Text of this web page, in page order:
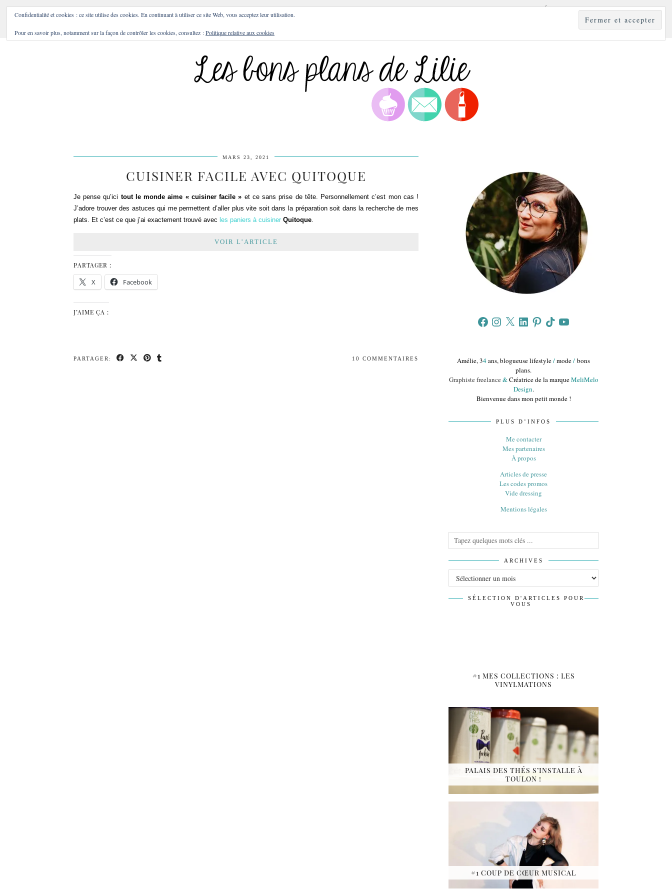
MARS 23, 2021
CUISINER FACILE AVEC QUITOQUE
Je pense qu’ici tout le monde aime « cuisiner facile » et ce sans prise de tête. Personnellement c’est mon cas !
J’adore trouver des astuces qui me permettent d’aller plus vite soit dans la préparation soit dans la recherche de mes
plats. Et c’est ce que j’ai exactement trouvé avec les paniers à cuisiner Quitoque.
VOIR L’ARTICLE
PARTAGER :
X Facebook
J’AIME ÇA :
PARTAGER: 10 COMMENTAIRES
FacebookInstagram
X LinkedInPinterestTikTokYouTube
Amélie, 34ans, blogueuse lifestyle/mode/ bons
plans.
Graphiste freelance&Créatrice de la marqueMeliMelo
Design.
Bienvenue dans mon petit monde !
PLUS D’INFOS
Me contacter
Mes partenaires
À propos
Articles de presse
Les codes promos
Vide dressing
Mentions légales
ARCHIVES
SÉLECTION D'ARTICLES POUR
VOUS
#1 MES COLLECTIONS : LES
VINYLMATIONS
PALAIS DES THÉS S’INSTALLE À
TOULON !
#1 COUP DE CŒUR MUSICAL
Confidentialité et cookies : ce site utilise des cookies. En continuant à utiliser ce site Web, vous acceptez leur utilisation.
Pour en savoir plus, notamment sur la façon de contrôler les cookies, consultez :Politique relative aux cookies